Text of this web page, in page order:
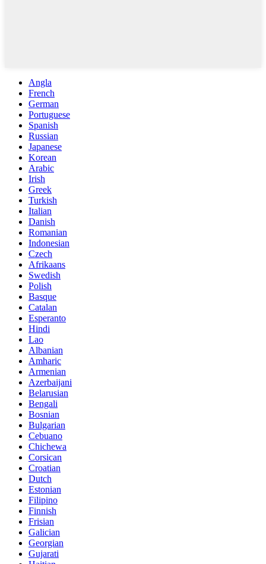
Angla
French
German
Portuguese
Spanish
Russian
Japanese
Korean
Arabic
Irish
Greek
Turkish
Italian
Danish
Romanian
Indonesian
Czech
Afrikaans
Swedish
Polish
Basque
Catalan
Esperanto
Hindi
Lao
Albanian
Amharic
Armenian
Azerbaijani
Belarusian
Bengali
Bosnian
Bulgarian
Cebuano
Chichewa
Corsican
Croatian
Dutch
Estonian
Filipino
Finnish
Frisian
Galician
Georgian
Gujarati